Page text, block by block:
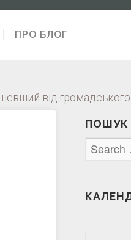
ПРО БЛОГ
від громадського
ПОШУК